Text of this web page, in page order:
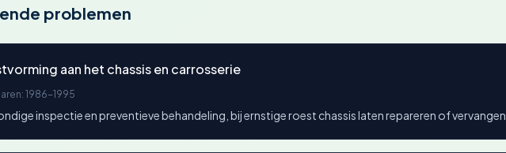
problemen
aan het chassis en carrosserie
1986-1995
inspectie en preventieve behandeling, bij ernstige roest chassis laten repareren of vervangen